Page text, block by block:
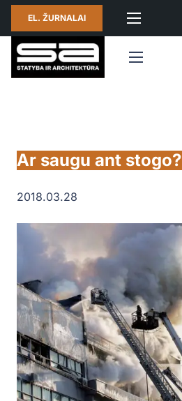
EL. ŽURNALAI
Ar saugu ant stogo?
2018.03.28